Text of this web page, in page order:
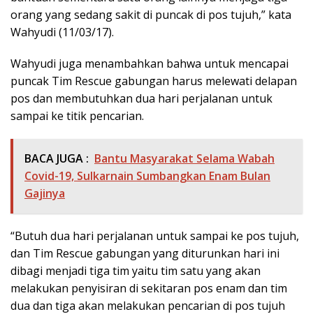
orang yang sedang sakit di puncak di pos tujuh,” kata
Wahyudi (11/03/17).
Wahyudi juga menambahkan bahwa untuk mencapai
puncak Tim Rescue gabungan harus melewati delapan
pos dan membutuhkan dua hari perjalanan untuk
sampai ke titik pencarian.
BACA JUGA : Bantu Masyarakat Selama Wabah
Covid-19, Sulkarnain Sumbangkan Enam Bulan
Gajinya
“Butuh dua hari perjalanan untuk sampai ke pos tujuh,
dan Tim Rescue gabungan yang diturunkan hari ini
dibagi menjadi tiga tim yaitu tim satu yang akan
melakukan penyisiran di sekitaran pos enam dan tim
dua dan tiga akan melakukan pencarian di pos tujuh